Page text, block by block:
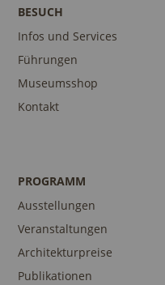
BESUCH
Infos und Services
Führungen
Museumsshop
Kontakt
PROGRAMM
Ausstellungen
Veranstaltungen
Architekturpreise
Publikationen